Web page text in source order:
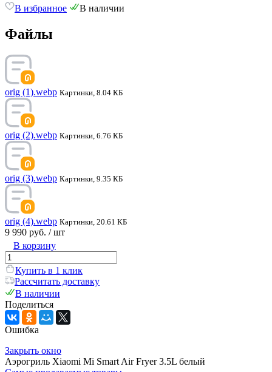
В избранное
В наличии
Файлы
orig (1).webp Картинки, 8.04 КБ
orig (2).webp Картинки, 6.76 КБ
orig (3).webp Картинки, 9.35 КБ
orig (4).webp Картинки, 20.61 КБ
9 990 руб. / шт
В корзину
Купить в 1 клик
Рассчитать доставку
В наличии
Поделиться
Ошибка
Закрыть окно
Аэрогриль Xiaomi Mi Smart Air Fryer 3.5L белый